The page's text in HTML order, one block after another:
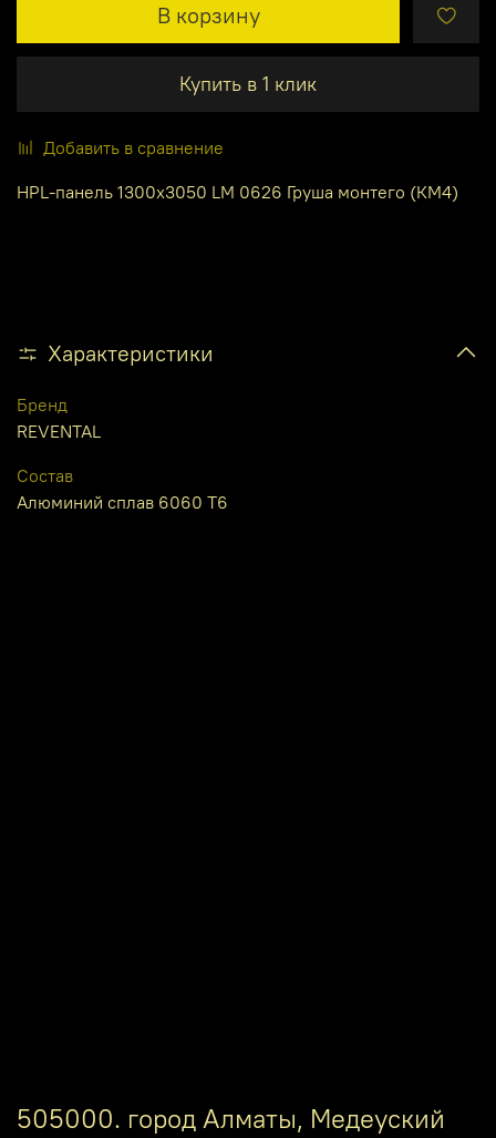
В корзину
Купить в 1 клик
Добавить в сравнение
HPL-панель 1300х3050 LM 0626 Груша монтего (КМ4)
Характеристики
Бренд
REVENTAL
Состав
Алюминий сплав 6060 Т6
505000. город Алматы, Медеуский